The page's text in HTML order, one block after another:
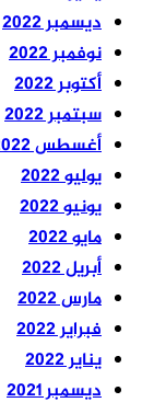
ديسمبر 2022
نوفمبر 2022
أكتوبر 2022
سبتمبر 2022
أغسطس 2022
يوليو 2022
يونيو 2022
مايو 2022
أبريل 2022
مارس 2022
فبراير 2022
يناير 2022
ديسمبر 2021